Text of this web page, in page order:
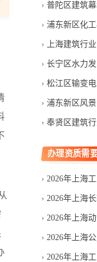
普陀区建筑
浦东新区化
上海建筑行
长宁区水力
松江区输变
浦东新区风
奉贤区建筑
办理资质需
2026年上海工业
2026年上海长输
2026年上海动力
2026年上海公
2026年上海工业管